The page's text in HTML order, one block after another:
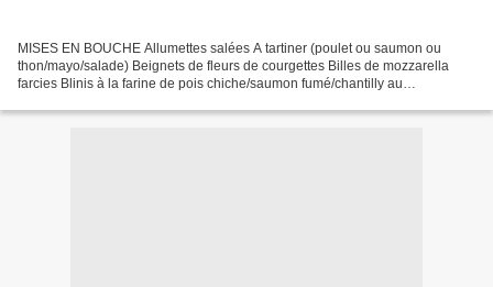
MISES EN BOUCHE Allumettes salées A tartiner (poulet ou saumon ou
thon/mayo/salade) Beignets de fleurs de courgettes Billes de mozzarella
farcies Blinis à la farine de pois chiche/saumon fumé/chantilly au